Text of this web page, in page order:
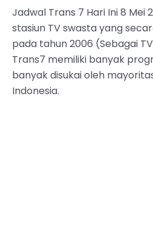
Jadwal Trans 7 Hari Ini 8 Mei
stasiun TV swasta yang
pada tahun 2006 (Sebagai
Trans7 memiliki banyak
banyak disukai oleh
Indonesia.